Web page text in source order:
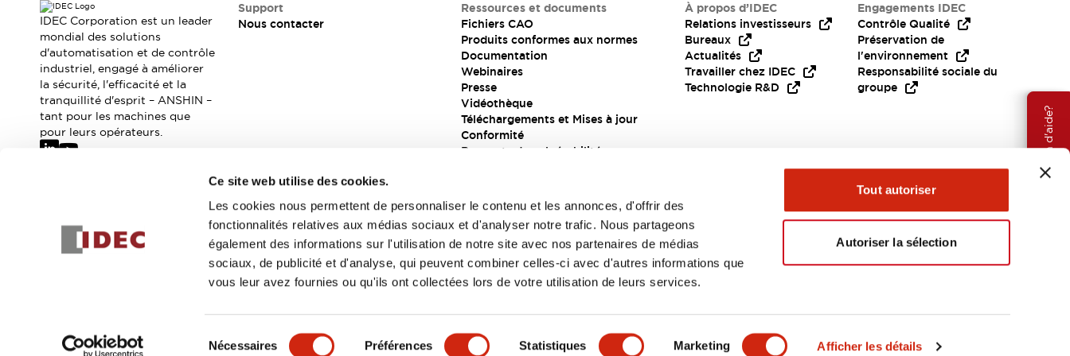
Ce site web utilise des cookies.
Les cookies nous permettent de personnaliser le contenu et les annonces, d'offrir des
fonctionnalités relatives aux médias sociaux et d'analyser notre trafic. Nous partageons
également des informations sur l'utilisation de notre site avec nos partenaires de médias
sociaux, de publicité et d'analyse, qui peuvent combiner celles-ci avec d'autres informations que
vous leur avez fournies ou qu'ils ont collectées lors de votre utilisation de leurs services.
Nécessaires Préférences Statistiques Marketing Afficher les détails
Tout autoriser
Autoriser la sélection
Où acheter
Distributeurs en ligne
Besoin d'aide?
DÉTAILS DU PRODUIT CARACTÉRISTIQUES CLÉS SPÉCIFICATIONS DOCUMENTS ET FICHIERS
IDEC Corporation est un leader
mondial des solutions
d'automatisation et de contrôle
industriel, engagé à améliorer
la sécurité, l'efficacité et la
tranquillité d'esprit – ANSHIN –
tant pour les machines que
pour leurs opérateurs.
Support
Nous contacter
Ressources et documents
Fichiers CAO
Produits conformes aux normes
Documentation
Webinaires
Presse
Vidéothèque
Téléchargements et Mises à jour
Conformité
Rapports de vulnérabilité
À propos d’IDEC
Relations investisseurs
Bureaux
Actualités
Travailler chez IDEC
Technologie R&D
Engagements IDEC
Contrôle Qualité
Préservation de
l'environnement
Responsabilité sociale du
groupe
Inscrivez-vous
Politique de confidentialitéConditions générales EMEA